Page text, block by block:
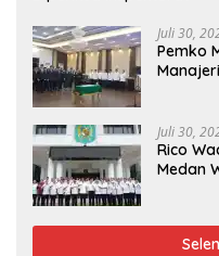
Juli 30,
Pemko
Juli 30,
Rico
Medan